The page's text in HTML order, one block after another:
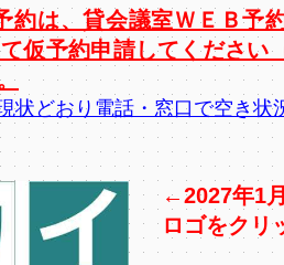
約は、貸会議室ＷＥＢ予
仮予約申請してください
状どおり電話・窓口で空き
←2027年1
ロゴをクリ